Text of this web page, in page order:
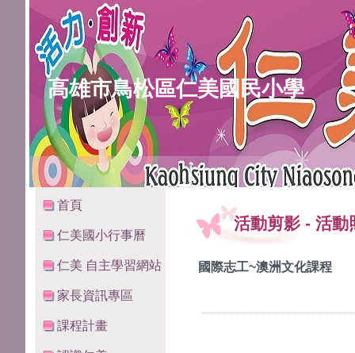
高雄市鳥松區仁美國民小學
:::
首頁
仁美國小行事曆
仁美 自主學習網站
家長資訊專區
課程計畫
:::
活動剪影 - 活動
國際志工~澳洲文化課程